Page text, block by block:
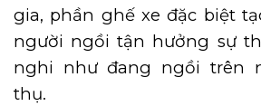
gia, phần ghế xe đặc biệt
người ngồi tận hưởng sự
nghi như đang ngồi trên
thụ.